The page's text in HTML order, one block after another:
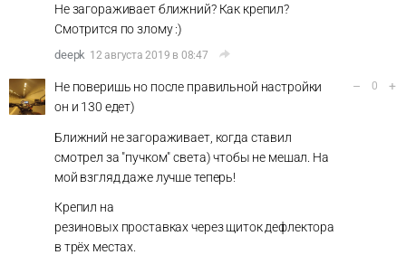
Не загораживает ближний? Как крепил?
Смотрится по злому :)
deepk 12 августа 2019 в 08:47
Не поверишь но после правильной настройки
он и 130 едет)
Ближний не загораживает, когда ставил
смотрел за "пучком" света) чтобы не мешал. На
мой взгляд даже лучше теперь!
Крепил на
резиновых проставках через щиток дефлектора
в трёх местах.
– 0 +